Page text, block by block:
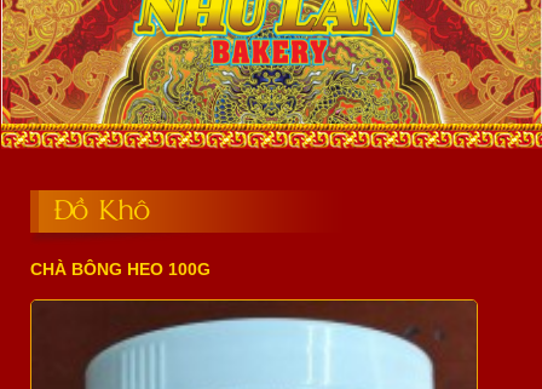
Đồ Khô
CHÀ BÔNG HEO 100G